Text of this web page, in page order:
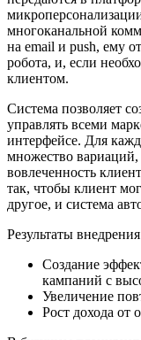
многоканальной
на email и push, ему
робота, и, если
клиентом.
Система позволяет
управлять всеми
интерфейсе. Для
множество вариаций,
вовлеченность
так, чтобы клиент
другое, и система
Результаты
Создание
кампаний с
Увеличение
Рост дохода от